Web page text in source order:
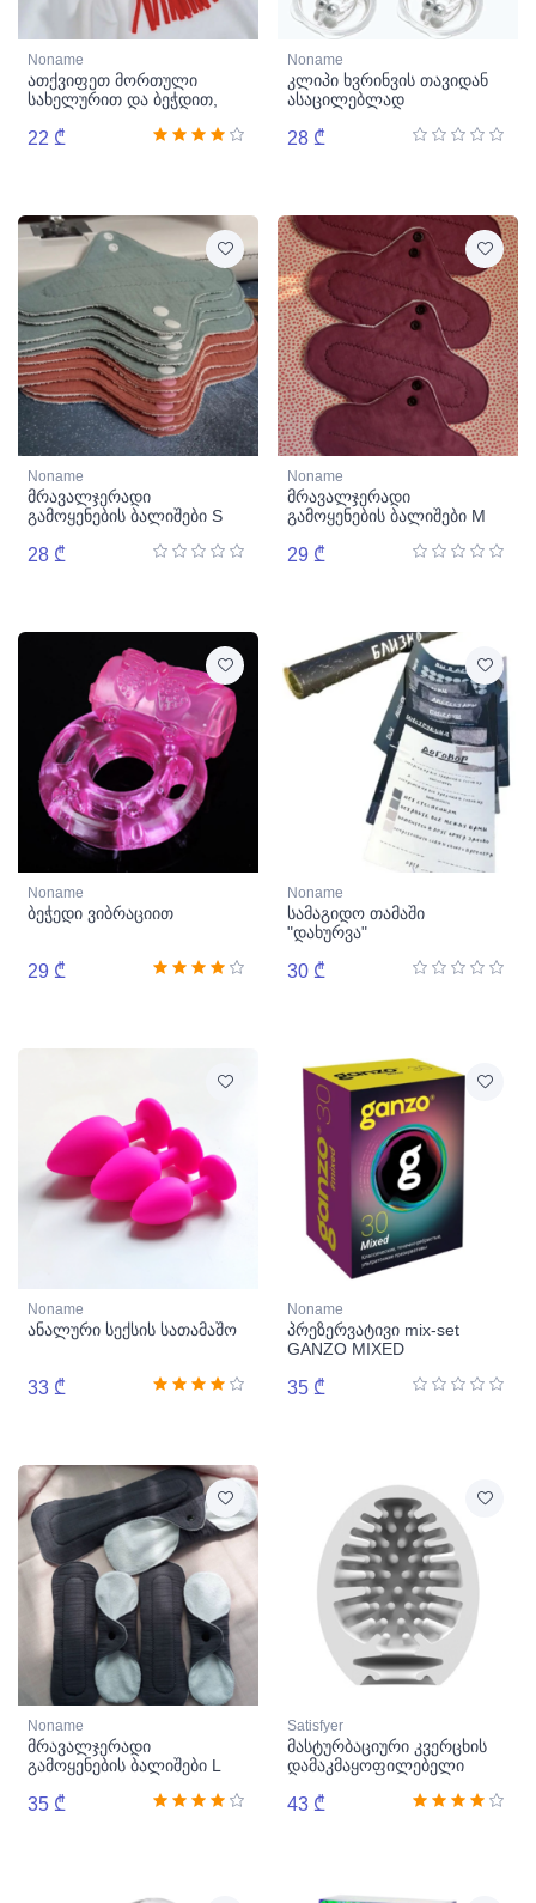
Noname
ათქვიფეთ მორთული
სახელურით და ბეჭდით,
22 ₾
Noname
კლიპი ხვრინვის თავიდან
ასაცილებლად
28 ₾
Noname
მრავალჯერადი
გამოყენების ბალიშები S
28 ₾
Noname
მრავალჯერადი
გამოყენების ბალიშები M
29 ₾
Noname
ბეჭედი ვიბრაციით
29 ₾
Noname
სამაგიდო თამაში
"დახურვა"
30 ₾
Noname
ანალური სექსის სათამაშო
33 ₾
Noname
პრეზერვატივი mix-set
GANZO MIXED
35 ₾
Noname
მრავალჯერადი
გამოყენების ბალიშები L
35 ₾
Satisfyer
მასტურბაციური კვერცხის
დამაკმაყოფილებელი
Naughty
43 ₾